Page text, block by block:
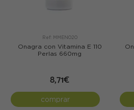
Ref: MMEN020
Onagra con Vitamina E 110
Perlas 660mg
8,71€
comprar